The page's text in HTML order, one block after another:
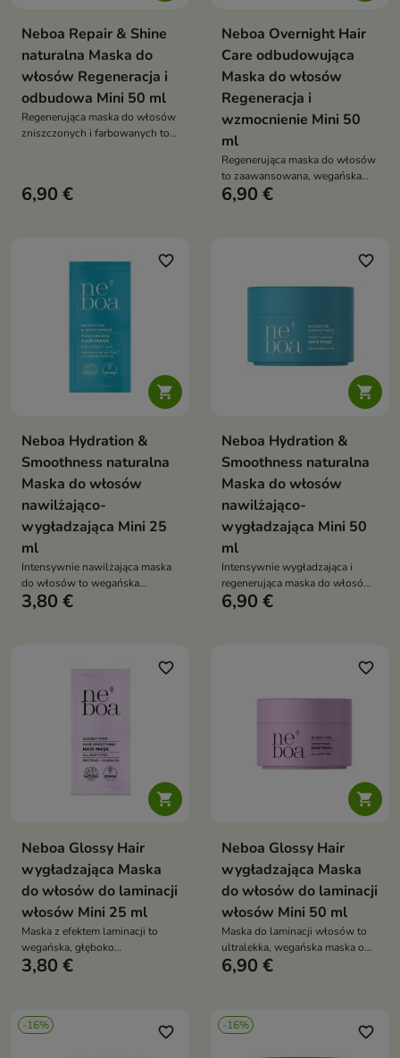
Neboa Repair & Shine
naturalna Maska do
włosów Regeneracja i
odbudowa Mini 50 ml
Regenerująca maska do włosów
zniszczonych i farbowanych to
odbudowuje, wygładza i chroni
6,90 €
Neboa Overnight Hair
Care odbudowująca
Maska do włosów
Regeneracja i
wzmocnienie Mini 50
ml
Regenerująca maska do włosów
to zaawansowana, wegańska
pielęgnacja dla włosów suchych
przywracając im elastyczność
6,90 €

favorite_border
Neboa Hydration &
Smoothness naturalna
Maska do włosów
nawilżająco-
wygładzająca Mini 25
ml
Intensywnie nawilżająca maska
do włosów to wegańska
pielęgnacja z kwasem
włosom jedwabistą miękkość
3,80 €

favorite_border
Neboa Hydration &
Smoothness naturalna
Maska do włosów
nawilżająco-
wygładzająca Mini 50
ml
Intensywnie wygładzająca i
regenerująca maska do włosów
z olejem z czarnuszki, kwasem
im miękkość oraz zdrowy blask
6,90 €

favorite_border
Neboa Glossy Hair
wygładzająca Maska
do włosów do laminacji
włosów Mini 25 ml
Maska z efektem laminacji to
wegańska, głęboko
wygładzająca pielęgnacja do
puszeniem dzięki kompleksowi
3,80 €

favorite_border
Neboa Glossy Hair
wygładzająca Maska
do włosów do laminacji
włosów Mini 50 ml
Maska do laminacji włosów to
ultralekka, wegańska maska o
żelowo-kremowej konsystencji,
sprężystość bez obciążenia
6,90 €
-16% favorite_border -16% favorite_border